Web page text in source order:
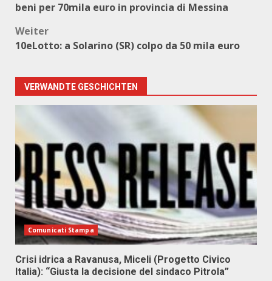
beni per 70mila euro in provincia di Messina
Weiter
10eLotto: a Solarino (SR) colpo da 50 mila euro
VERWANDTE GESCHICHTEN
Comunicati Stampa
Crisi idrica a Ravanusa, Miceli (Progetto Civico
Italia): “Giusta la decisione del sindaco Pitrola”